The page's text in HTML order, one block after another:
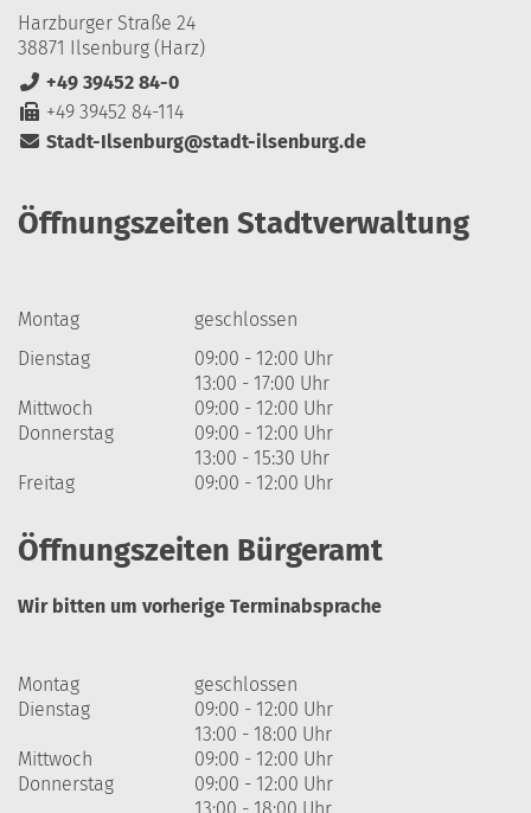
Harzburger Straße 24
38871 Ilsenburg (Harz)
+49 39452 84-0
+49 39452 84-114
Stadt-Ilsenburg@stadt-ilsenburg.de
Öffnungszeiten Stadtverwaltung
Montag
geschlossen
Dienstag
09:00 - 12:00 Uhr
13:00 - 17:00 Uhr
Mittwoch
09:00 - 12:00 Uhr
Donnerstag
09:00 - 12:00 Uhr
13:00 - 15:30 Uhr
Freitag
09:00 - 12:00 Uhr
Öffnungszeiten Bürgeramt
Wir bitten um vorherige Terminabsprache
Montag
geschlossen
Dienstag
09:00 - 12:00 Uhr
13:00 - 18:00 Uhr
Mittwoch
09:00 - 12:00 Uhr
Donnerstag
09:00 - 12:00 Uhr